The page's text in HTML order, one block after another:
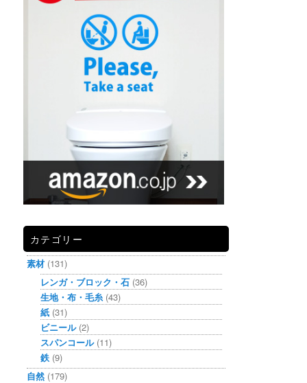
カテゴリー
素材 (131)
レンガ・ブロック・石 (36)
生地・布・毛糸(43)
紙 (31)
ビニール(2)
スパンコール(11)
鉄 (9)
自然 (179)